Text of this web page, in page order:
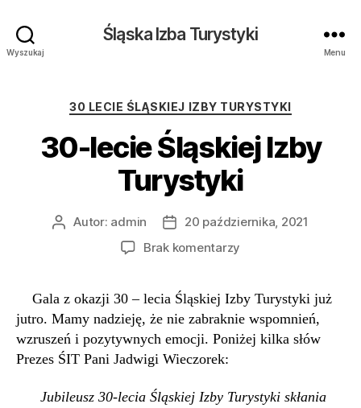
Wyszukaj
Śląska Izba Turystyki
Menu
Kategorie
30 LECIE ŚLĄSKIEJ IZBY TURYSTYKI
30-lecie Śląskiej Izby
Turystyki
AutorAutor: admin
Data
wpisu
20 października, 2021
Brak komentarzy
Śląskiej
Izby
Turystyki
Gala z okazji 30 – lecia Śląskiej Izby Turystyki już
jutro. Mamy nadzieję, że nie zabraknie wspomnień,
wzruszeń i pozytywnych emocji. Poniżej kilka słów
Prezes ŚIT Pani Jadwigi Wieczorek:
Jubileusz 30-lecia Śląskiej Izby Turystyki skłania